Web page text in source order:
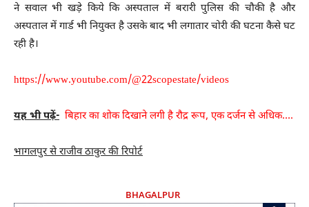
ने सवाल भी खड़े किये कि अस्पताल में बरारी पुलिस की चौकी है और
अस्पताल में गार्ड भी नियुक्त है उसके बाद भी लगातार चोरी की घटना कैसे घट
रही है।
https://www.youtube.com/@22scopestate/videos
यह भी पढ़ें- बिहार का शोक दिखाने लगी है रौद्र रूप, एक दर्जन से अधिक….
भागलपुर से राजीव ठाकुर की रिपोर्ट
BHAGALPUR